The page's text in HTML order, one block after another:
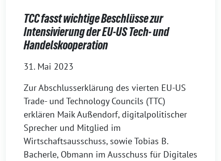
TCC fasst wichtige Beschlüsse zur
Intensivierung der EU-US Tech- und
Handelskooperation
31. Mai 2023
Zur Abschlusserklärung des vierten EU-US
Trade- und Technology Councils (TTC)
erklären Maik Außendorf, digitalpolitischer
Sprecher und Mitglied im
Wirtschaftsausschuss, sowie Tobias B.
Bacherle, Obmann im Ausschuss für Digitales